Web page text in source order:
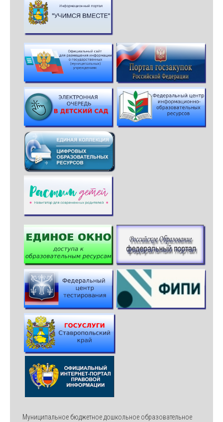
Муниципальное бюджетное дошкольное образовательное